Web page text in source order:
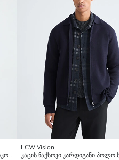
რეგულარული მამაკაცებისთვის ტრიკოტაჟის კარდიგანი
LCW Vision